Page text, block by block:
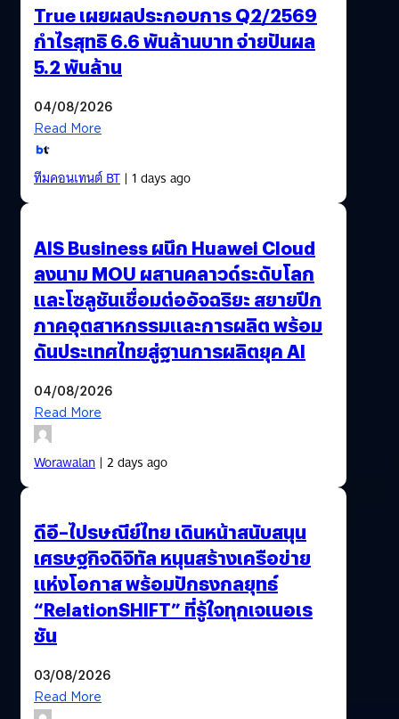
True เผยผลประกอบการ Q2/2569
กำไรสุทธิ 6.6 พันล้านบาท จ่ายปันผล
5.2 พันล้าน
04/08/2026
Read More
ทีมคอนเทนต์ BT| 1 days ago
AIS Business ผนึก Huawei Cloud
ลงนาม MOU ผสานคลาวด์ระดับโลก
และโซลูชันเชื่อมต่ออัจฉริยะ สยายปีก
ภาคอุตสาหกรรมและการผลิต พร้อม
ดันประเทศไทยสู่ฐานการผลิตยุค AI
04/08/2026
Read More
Worawalan| 2 days ago
ดีอี–ไปรษณีย์ไทย เดินหน้าสนับสนุน
เศรษฐกิจดิจิทัล หนุนสร้างเครือข่าย
แห่งโอกาส พร้อมปักธงกลยุทธ์
“RelationSHIFT” ที่รู้ใจทุกเจเนอเร
ชัน
03/08/2026
Read More